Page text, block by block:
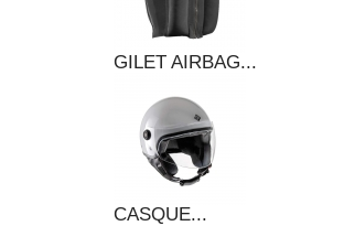
GILET AIRBAG...
CASQUE...